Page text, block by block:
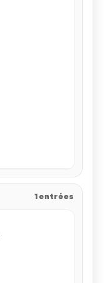
1 entrées